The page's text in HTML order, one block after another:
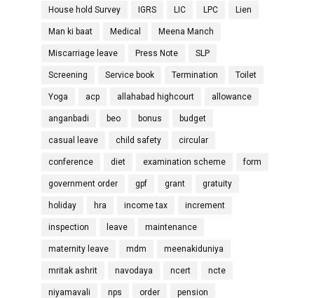
House hold Survey IGRS LIC LPC Lien
Man ki baat Medical Meena Manch
Miscarriage leave Press Note SLP
Screening Service book Termination Toilet
Yoga acp allahabad highcourt allowance
anganbadi beo bonus budget
casual leave child safety circular
conference diet examination scheme form
government order gpf grant gratuity
holiday hra income tax increment
inspection leave maintenance
maternity leave mdm meenakiduniya
mritak ashrit navodaya ncert ncte
niyamavali nps order pension